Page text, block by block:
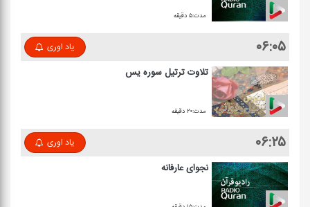
مدت:۵ دقیقه
۰۶:۰۵ یاد اوری
تلاوت ترتیل سوره یس
مدت:۲۰ دقیقه
۰۶:۲۵ یاد اوری
نجوای عارفانه